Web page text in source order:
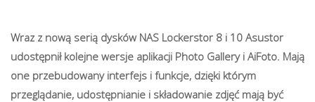
Wraz z nową serią dysków NAS Lockerstor 8 i 10 Asustor
udostępnił kolejne wersje aplikacji Photo Gallery i AiFoto. Mają
one przebudowany interfejs i funkcje, dzięki którym
przeglądanie, udostępnianie i składowanie zdjęć mają być